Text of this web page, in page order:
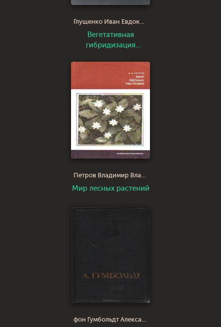
Глущенко Иван Евдокимович
Вегетативная
гибридизация
Петров Владимир Владимирович
Мир лесных растений
фон Гумбольдт Александр